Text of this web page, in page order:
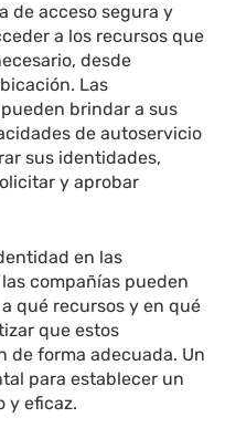
de acceso segura y
a los recursos que
desde
Las
brindar a sus
de autoservicio
sus identidades,
y aprobar
en las
compañías pueden
qué recursos y en qué
que estos
de forma adecuada. Un
para establecer un
y eficaz.